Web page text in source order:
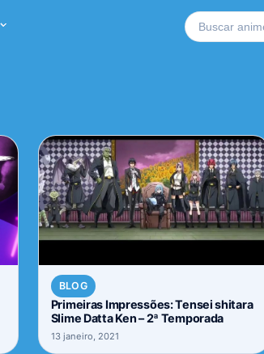
Buscar no site
BLOG
Primeiras Impressões: Tensei shitara
Slime Datta Ken – 2ª Temporada
13 janeiro, 2021